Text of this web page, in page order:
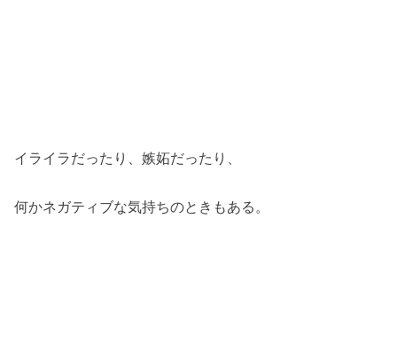
イライラだったり、嫉妬だったり、
何かネガティブな気持ちのときもある。